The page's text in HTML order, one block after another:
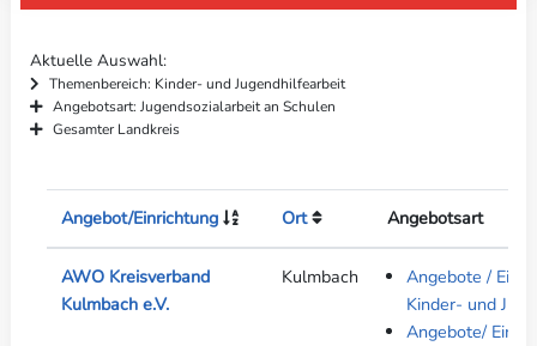
Aktuelle Auswahl
Themenbereich: Kinder- und Jugendhilfearbeit
Angebotsart: Jugendsozialarbeit an Schulen
Gesamter Landkreis
Angebot/Einrichtung Ort Angebotsart
AWO Kreisverband
Kulmbach e.V.
Kulmbach
Angebote /
Kinder- und
Angebote/